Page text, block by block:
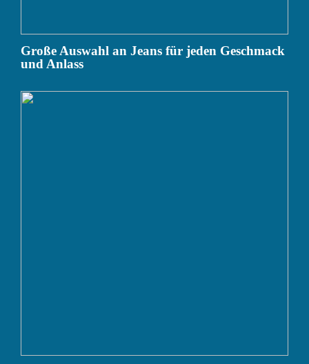
Große Auswahl an Jeans für jeden Geschmack
und Anlass